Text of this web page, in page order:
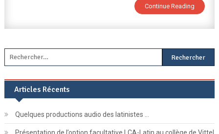
Continue Reading
Rechercher :
Articles Récents
Quelques productions audio des latinistes …